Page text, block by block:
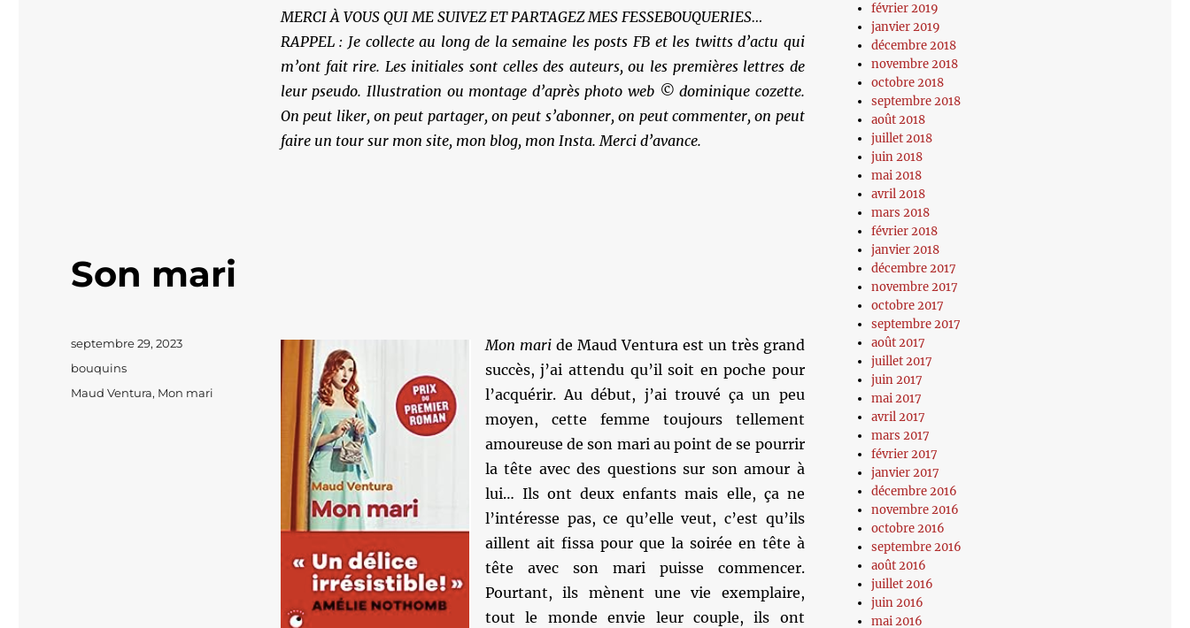
MERCI À VOUS QUI ME SUIVEZ ET PARTAGEZ MES FESSEBOUQUERIES…
RAPPEL : Je collecte au long de la semaine les posts FB et les twitts d’actu qui
m’ont fait rire. Les initiales sont celles des auteurs, ou les premières lettres de
leur pseudo. Illustration ou montage d’après photo web © dominique cozette.
On peut liker, on peut partager, on peut s’abonner, on peut commenter, on peut
faire un tour sur mon site, mon blog, mon Insta. Merci d’avance.
Son mari
Mon mari de Maud Ventura est un très grand
succès, j’ai attendu qu’il soit en poche pour
l’acquérir. Au début, j’ai trouvé ça un peu
moyen, cette femme toujours tellement
amoureuse de son mari au point de se pourrir
la tête avec des questions sur son amour à
lui… Ils ont deux enfants mais elle, ça ne
l’intéresse pas, ce qu’elle veut, c’est qu’ils
aillent ait fissa pour que la soirée en tête à
tête avec son mari puisse commencer.
Pourtant, ils mènent une vie exemplaire,
tout le monde envie leur couple, ils ont
Publié
le
septembre 29, 2023
Catégories
bouquins
Étiquettes
Maud Ventura, Mon mari
février 2019
janvier 2019
décembre 2018
novembre 2018
octobre 2018
septembre 2018
août 2018
juillet 2018
juin 2018
mai 2018
avril 2018
mars 2018
février 2018
janvier 2018
décembre 2017
novembre 2017
octobre 2017
septembre 2017
août 2017
juillet 2017
juin 2017
mai 2017
avril 2017
mars 2017
février 2017
janvier 2017
décembre 2016
novembre 2016
octobre 2016
septembre 2016
août 2016
juillet 2016
juin 2016
mai 2016